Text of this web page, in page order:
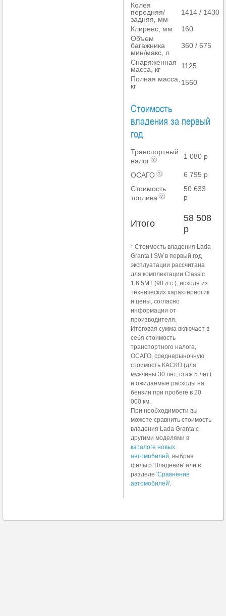
Колея
передняя/
задняя, мм
1414 / 1430
Клиренс, мм
160
Объем
багажника
мин/макс, л
360 / 675
Снаряженная
масса, кг
1125
Полная масса,
кг
1560
Стоимость
владения за первый
год
Транспортный
налог
1 080 р
ОСАГО
6 795 р
Стоимость
топлива
50 633
р
Итого
58 508
р
* Стоимость владения Lada
Granta I SW в первый год
эксплуатации рассчитана
для комплектации Classic
1.6 5MT (90 л.с.), исходя из
технических характеристик
и цены, согласно
информации от
производителя.
Итоговая сумма включает в
себя стоимость
транспортного налога,
ОСАГО, среднерыночную
стоимость КАСКО (для
мужчины 30 лет, стаж 5 лет)
и ожидаемые расходы на
бензин при пробеге в 20
000 км.
При необходимости вы
можете сравнить стоимость
владения Lada Granta с
другими моделями в
каталоге новых
автомобилей, выбрав
фильтр 'Владение' или в
разделе 'Сравнение
автомобилей'.